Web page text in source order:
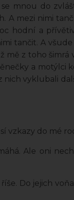
mnou do
A mezi nimi
hodní a
tančit. A
z toho šimrá
a motýlci
nich vyklubali
vzkazy do mé
Ale oni
Do jejich